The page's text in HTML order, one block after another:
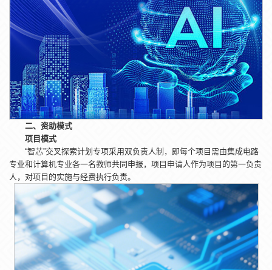
二、资助模式
项目 模式
“智芯”交叉探索计划专项采用双负责人制，即每个项目需由集成电路
专业和计算机专业各一名教师共同申报，项目申请人作为项目的第一负责
人，对项目的实施与经费执行负责。